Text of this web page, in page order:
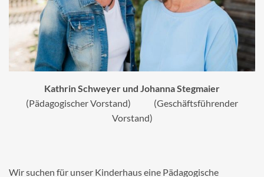
Kathrin Schweyer und Johanna Stegmaier
(Pädagogischer Vorstand) (Geschäftsführender
Vorstand)
Wir suchen für unser Kinderhaus eine Pädagogische